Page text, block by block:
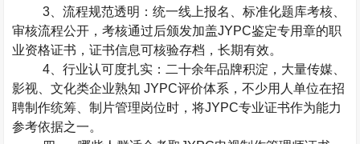
3、流程规范透明 ：统一线上报名、标准化题库考核、
审核流程公开，考核通过后颁发加盖JYPC鉴定专用章的职
业资格证书，证书信息可核验存档，长期有效。
4、行业认可度扎实：二十余年品牌积淀，大量传媒、
影视、文化类企业熟知 JYPC评价体系，不少用人单位在招
聘制作统筹、制片管理岗位时，将JYPC专业证书作为能力
参考依据之一。